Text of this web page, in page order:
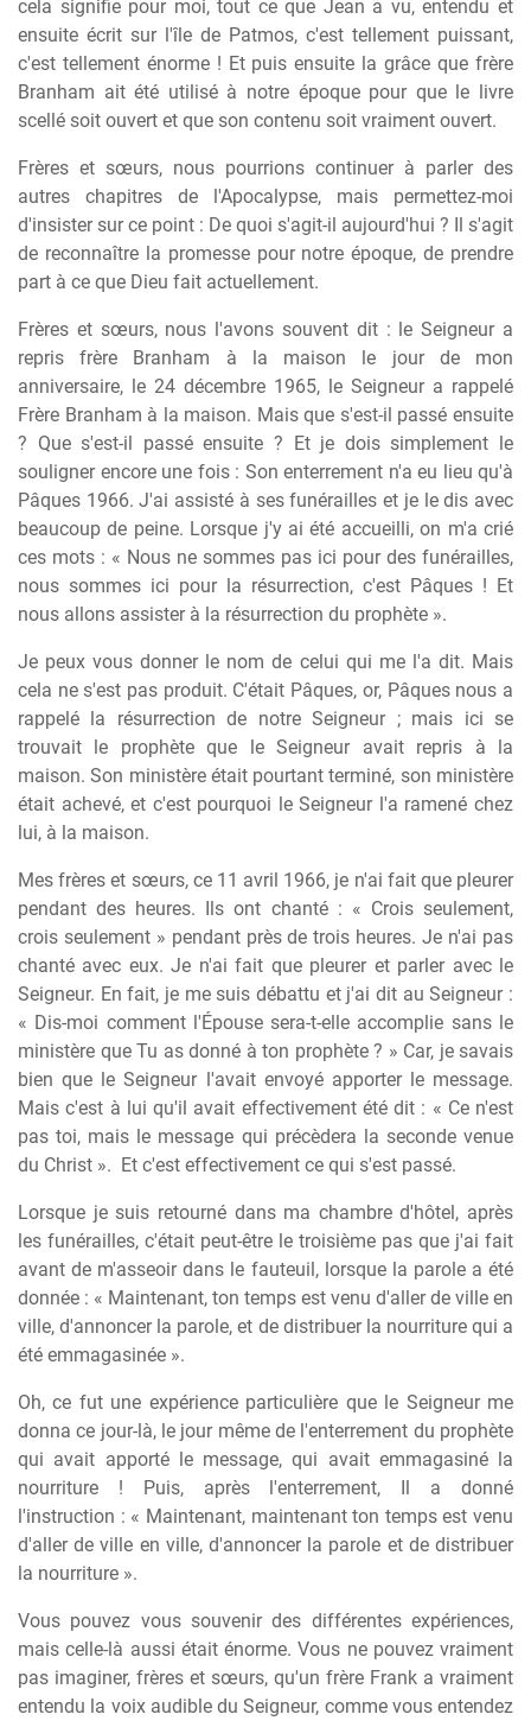
cela signifie pour moi, tout ce que Jean a vu, entendu et
ensuite écrit sur l'île de Patmos, c'est tellement puissant,
c'est tellement énorme ! Et puis ensuite la grâce que frère
Branham ait été utilisé à notre époque pour que le livre
scellé soit ouvert et que son contenu soit vraiment ouvert.
Frères et sœurs, nous pourrions continuer à parler des
autres chapitres de l'Apocalypse, mais permettez-moi
d'insister sur ce point : De quoi s'agit-il aujourd'hui ? Il s'agit
de reconnaître la promesse pour notre époque, de prendre
part à ce que Dieu fait actuellement.
Frères et sœurs, nous l'avons souvent dit : le Seigneur a
repris frère Branham à la maison le jour de mon
anniversaire, le 24 décembre 1965, le Seigneur a rappelé
Frère Branham à la maison. Mais que s'est-il passé ensuite
? Que s'est-il passé ensuite ? Et je dois simplement le
souligner encore une fois : Son enterrement n'a eu lieu qu'à
Pâques 1966. J'ai assisté à ses funérailles et je le dis avec
beaucoup de peine. Lorsque j'y ai été accueilli, on m'a crié
ces mots : « Nous ne sommes pas ici pour des funérailles,
nous sommes ici pour la résurrection, c'est Pâques ! Et
nous allons assister à la résurrection du prophète ».
Je peux vous donner le nom de celui qui me l'a dit. Mais
cela ne s'est pas produit. C'était Pâques, or, Pâques nous a
rappelé la résurrection de notre Seigneur ; mais ici se
trouvait le prophète que le Seigneur avait repris à la
maison. Son ministère était pourtant terminé, son ministère
était achevé, et c'est pourquoi le Seigneur l'a ramené chez
lui, à la maison.
Mes frères et sœurs, ce 11 avril 1966, je n'ai fait que pleurer
pendant des heures. Ils ont chanté : « Crois seulement,
crois seulement » pendant près de trois heures. Je n'ai pas
chanté avec eux. Je n'ai fait que pleurer et parler avec le
Seigneur. En fait, je me suis débattu et j'ai dit au Seigneur :
« Dis-moi comment l'Épouse sera-t-elle accomplie sans le
ministère que Tu as donné à ton prophète ? » Car, je savais
bien que le Seigneur l'avait envoyé apporter le message.
Mais c'est à lui qu'il avait effectivement été dit : « Ce n'est
pas toi, mais le message qui précèdera la seconde venue
du Christ ». Et c'est effectivement ce qui s'est passé.
Lorsque je suis retourné dans ma chambre d'hôtel, après
les funérailles, c'était peut-être le troisième pas que j'ai fait
avant de m'asseoir dans le fauteuil, lorsque la parole a été
donnée : « Maintenant, ton temps est venu d'aller de ville en
ville, d'annoncer la parole, et de distribuer la nourriture qui a
été emmagasinée ».
Oh, ce fut une expérience particulière que le Seigneur me
donna ce jour-là, le jour même de l'enterrement du prophète
qui avait apporté le message, qui avait emmagasiné la
nourriture ! Puis, après l'enterrement, Il a donné
l'instruction : « Maintenant, maintenant ton temps est venu
d'aller de ville en ville, d'annoncer la parole et de distribuer
la nourriture ».
Vous pouvez vous souvenir des différentes expériences,
mais celle-là aussi était énorme. Vous ne pouvez vraiment
pas imaginer, frères et sœurs, qu'un frère Frank a vraiment
entendu la voix audible du Seigneur, comme vous entendez